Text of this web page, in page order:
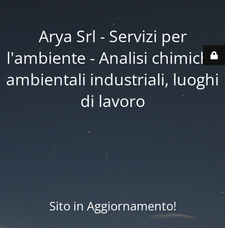
Arya Srl - Servizi per
l'ambiente - Analisi chimiche
ambientali industriali, luoghi
di lavoro
Sito in Aggiornamento!